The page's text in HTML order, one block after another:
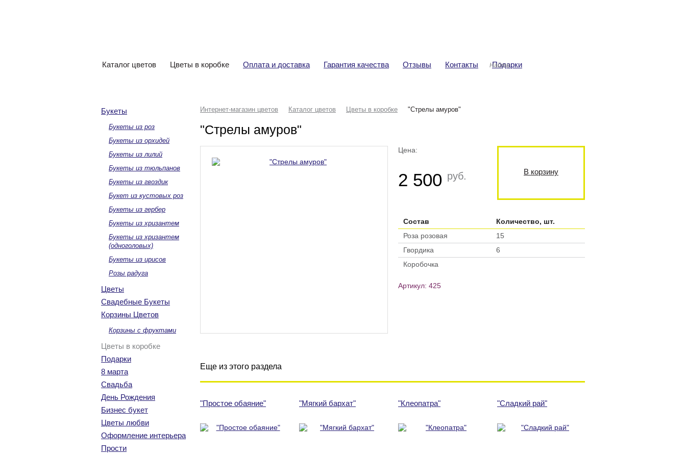
Букеты
Букеты из роз
Букеты из орхидей
Букеты из лилий
Букеты из тюльпанов
Букеты из гвоздик
Букет из кустовых роз
Букеты из гербер
Букеты из хризантем
Букеты из хризантем
(одноголовых)
Букеты из ирисов
Розы радуга
Цветы
Свадебные Букеты
Корзины Цветов
Корзины с фруктами
Цветы в коробке
Подарки
8 марта
Свадьба
День Рождения
Бизнес букет
Цветы любви
Оформление интерьера
Прости
Интернет-магазин цветов Каталог цветов Цветы в коробке "Стрелы амуров"
"Стрелы амуров"
Цена:
2 500 руб. В корзину
Состав
Количество, шт.
Роза розовая
15
Гвордика
6
Коробочка
Артикул: 425
Еще из этого раздела
"Простое обаяние" "Мягкий бархат" "Клеопатра" "Сладкий рай"
Каталог цветов Цветы в коробке Оплата и доставка Гарантия качества Отзывы Контакты Подарки